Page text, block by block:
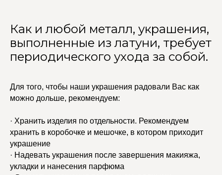
Как и любой металл, украшения,
выполненные из латуни, требует
периодического ухода за собой.
Для того, чтобы наши украшения радовали Вас как
можно дольше, рекомендуем:
· Хранить изделия по отдельности. Рекомендуем
хранить в коробочке и мешочке, в котором приходит
украшение
· Надевать украшения после завершения макияжа,
укладки и нанесения парфюма